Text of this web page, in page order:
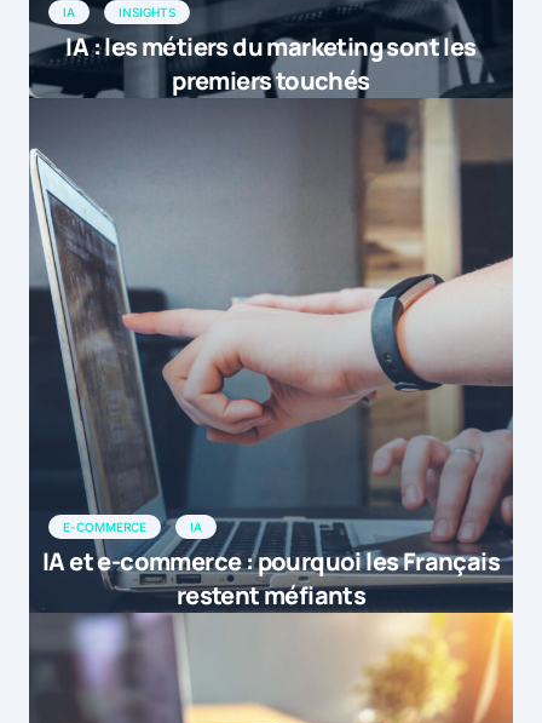
IA INSIGHTS
IA : les métiers du marketing sont les
premiers touchés
E-COMMERCE IA
IA et e-commerce : pourquoi les Français
restent méfiants